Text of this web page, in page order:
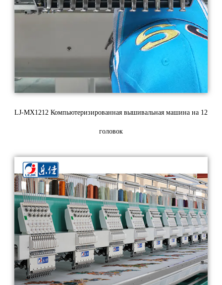
LJ-MX1212 Компьютеризированная вышивальная машина на 12
головок